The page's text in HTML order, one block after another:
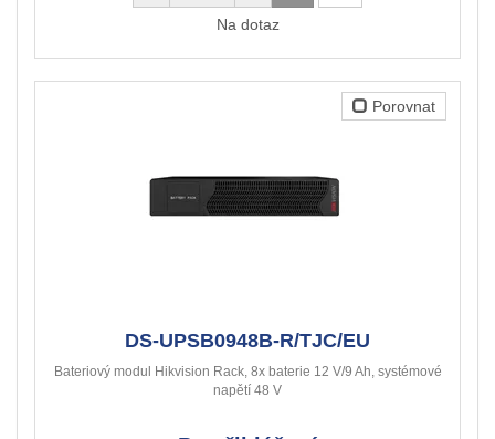
Na dotaz
Porovnat
DS-UPSB0948B-R/TJC/EU
Bateriový modul Hikvision Rack, 8x baterie 12 V/9 Ah, systémové
napětí 48 V